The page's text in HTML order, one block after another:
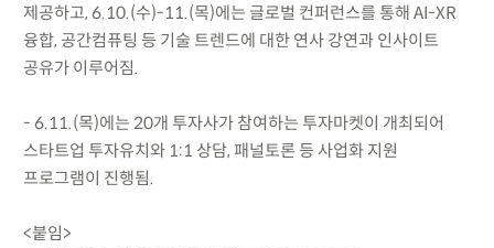
제공하고, 6.10.(수)-11.(목)에는 글로벌 컨퍼런스를 통해 AI-XR
융합, 공간컴퓨팅 등 기술 트렌드에 대한 연사 강연과 인사이트
공유가 이루어짐.
- 6.11.(목)에는 20개 투자사가 참여하는 투자마켓이 개최되어
스타트업 투자유치와 1:1 상담, 패널토론 등 사업화 지원
프로그램이 진행됨.
<붙임>